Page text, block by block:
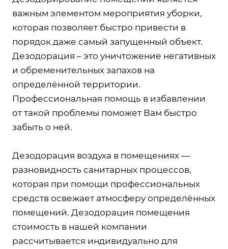
важным элементом мероприятия уборки,
которая позволяет быстро привести в
порядок даже самый запущенный объект.
Дезодорация – это уничтожение негативных
и обременительных запахов на
определённой территории.
Профессиональная помощь в избавлении
от такой проблемы поможет Вам быстро
забыть о ней.
Дезодорация воздуха в помещениях —
разновидность санитарных процессов,
которая при помощи профессиональных
средств освежает атмосферу определённых
помещений. Дезодорация помещения
стоимость в нашей компании
рассчитывается индивидуально для